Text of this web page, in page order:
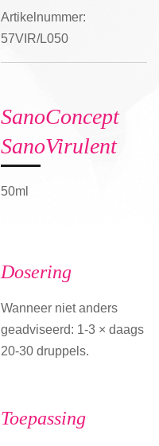
Artikelnummer:
57VIR/L050
SanoConcept
SanoVirulent
50ml
Dosering
Wanneer niet anders
geadviseerd: 1-3 × daags
20-30 druppels.
Toepassing